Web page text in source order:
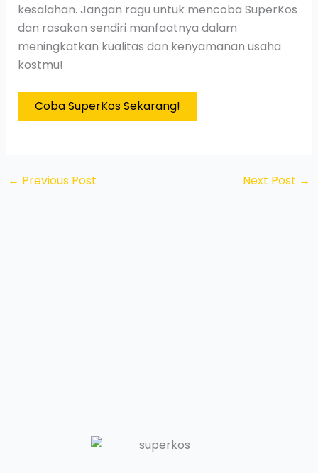
kesalahan. Jangan ragu untuk mencoba SuperKos
dan rasakan sendiri manfaatnya dalam
meningkatkan kualitas dan kenyamanan usaha
kostmu!
Coba SuperKos Sekarang!
← Previous Post Next Post →